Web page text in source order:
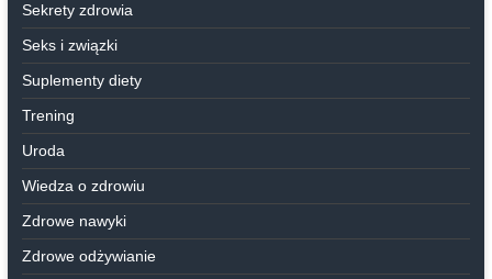
Sekrety zdrowia
Seks i związki
Suplementy diety
Trening
Uroda
Wiedza o zdrowiu
Zdrowe nawyki
Zdrowe odżywianie